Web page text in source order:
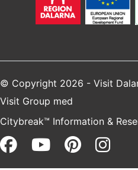
© Copyright 2026 - Visit
Visit Group med
Citybreak™ Information &
Facebook
Youtube